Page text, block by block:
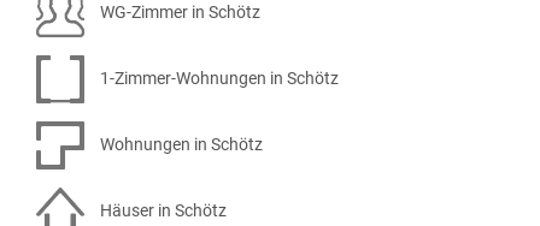
WG-Zimmer in Schötz
1-Zimmer-Wohnungen in Schötz
Wohnungen in Schötz
Häuser in Schötz